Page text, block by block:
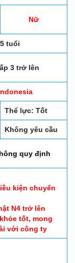
Nữ
tuổi
3 trở lên
Thể lực: Tốt
Không yêu cầu
quy định
kiện chuyển
N4 trở lên
tốt, mong
với công ty